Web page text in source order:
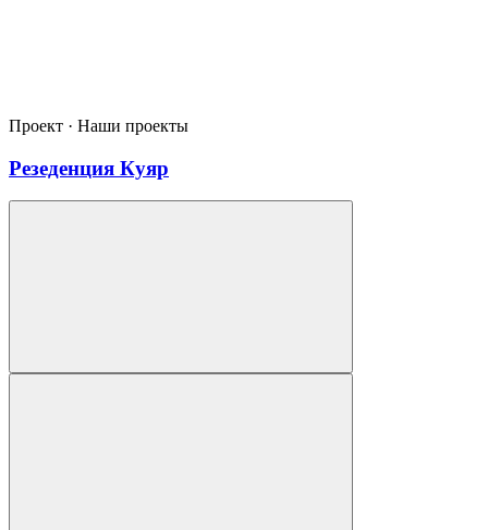
Проект · Наши проекты
Резеденция Куяр